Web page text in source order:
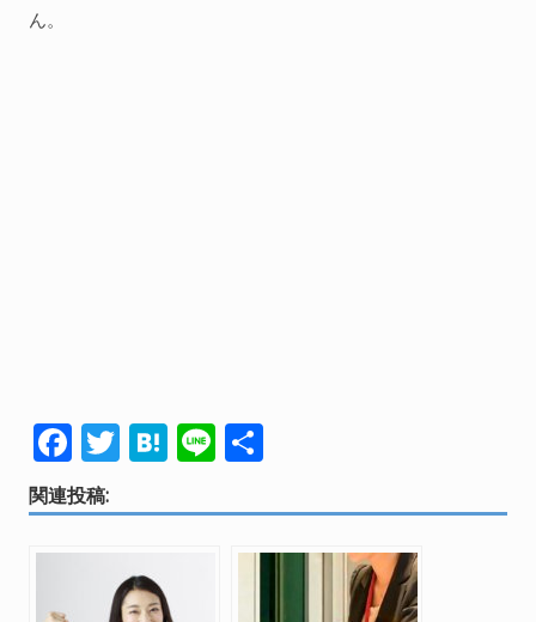
ん。
F
ac
e
b
T
itt
H
e
a
Li
e
関連投稿: